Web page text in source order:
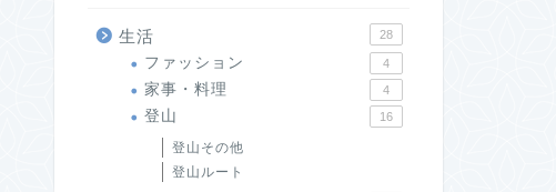
生活 28
ファッション 4
家事・料理 4
登山 16
登山その他
登山ルート